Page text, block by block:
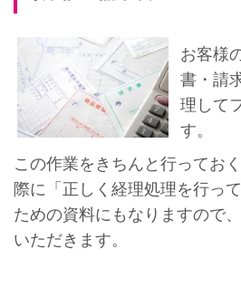
お客様
書・請
理して
す。
この作業をきちんと行ってお
際に「正しく経理処理を行っ
ための資料にもなりますので
いただきます。